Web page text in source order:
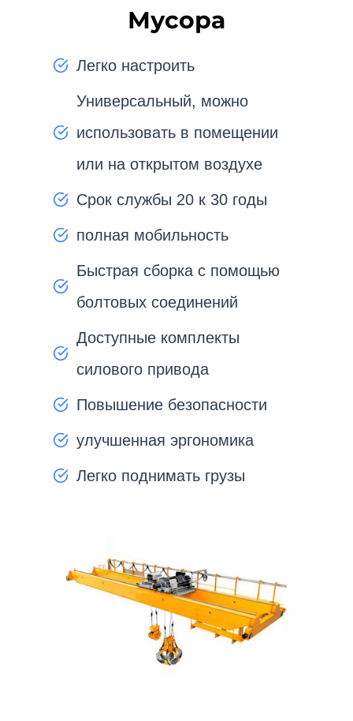
Мусора
Легко настроить
Универсальный, можно
использовать в помещении
или на открытом воздухе
Срок службы 20 к 30 годы
полная мобильность
Быстрая сборка с помощью
болтовых соединений
Доступные комплекты
силового привода
Повышение безопасности
улучшенная эргономика
Легко поднимать грузы